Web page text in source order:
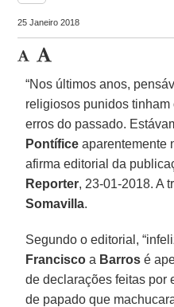
25 Janeiro 2018
“Nos últimos anos,
religiosos punidos
erros do passado.
Pontífice aparentemente
afirma editorial da
Reporter, 23-01-2018. A
Somavilla.
Segundo o editorial,
Francisco a Barros é
de declarações feitas por
de papado que